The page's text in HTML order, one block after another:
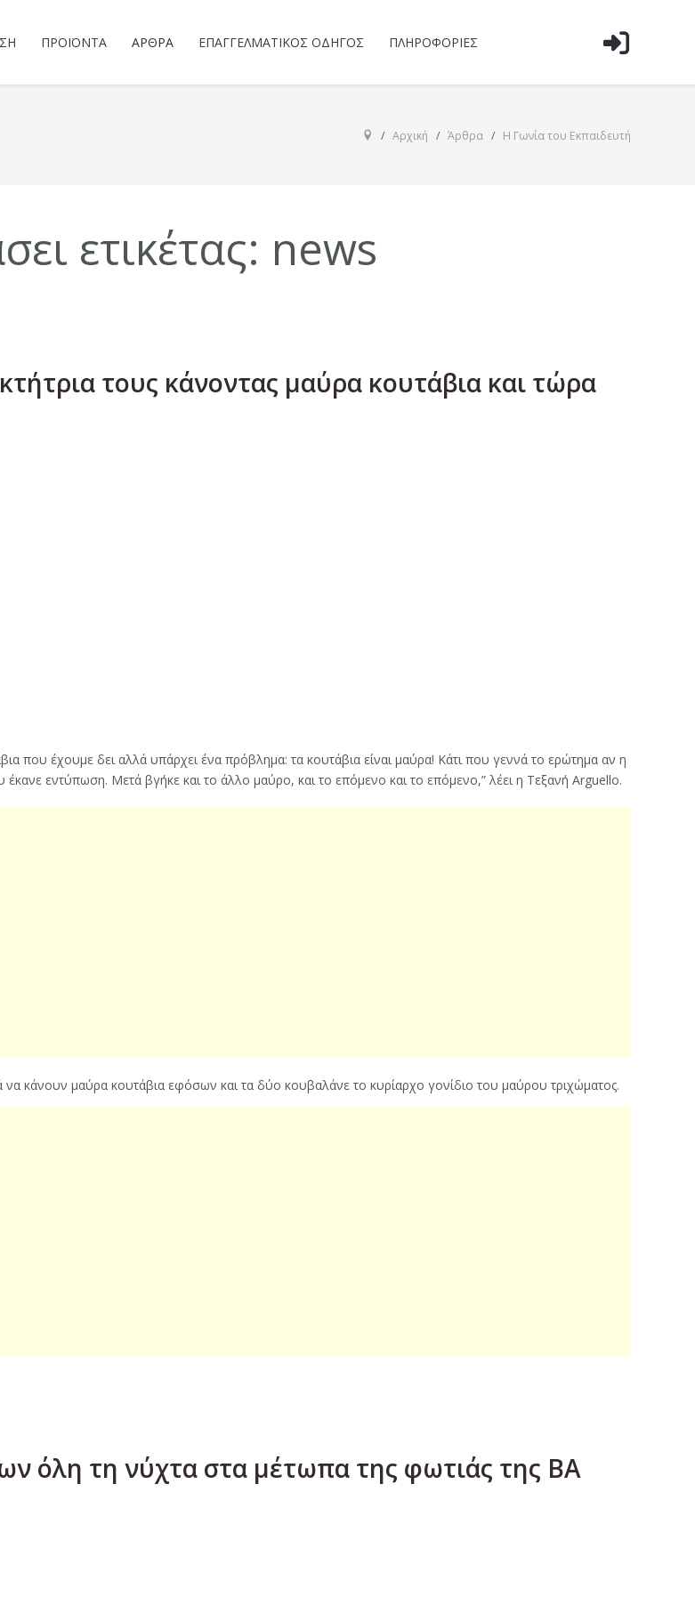
ΠΡΟΪΌΝΤΑ ΆΡΘΡΑ ΕΠΑΓΓΕΛΜΑΤΙΚΌΣ ΟΔΗΓΌΣ ΠΛΗΡΟΦΟΡΊΕΣ
Αρχική Άρθρα Η Γωνία του Εκπαιδευτή
ετικέτας: news
τους κάνοντας μαύρα κουτάβια και τώρα
που έχουμε δει αλλά υπάρχει ένα πρόβλημα: τα κουτάβια είναι μαύρα! Κάτι που γεννά το ερώτημα αν η
εντύπωση. Μετά βγήκε και το άλλο μαύρο, και το επόμενο και το επόμενο,” λέει η Τεξανή Arguello.
κάνουν μαύρα κουτάβια εφόσων και τα δύο κουβαλάνε το κυρίαρχο γονίδιο του μαύρου τριχώματος.
όλη τη νύχτα στα μέτωπα της φωτιάς της ΒΑ